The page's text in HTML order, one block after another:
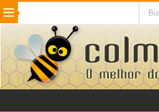
Beleza Cinema e TV
Internet Jogos NotÃ­cias
VeÃ­culos Adulto